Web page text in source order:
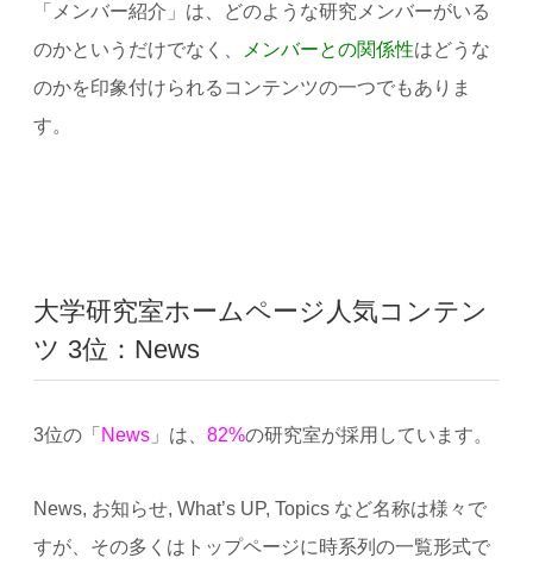
「メンバー紹介」は、どのような研究メンバーがいる
のかというだけでなく、
メンバーとの関係性はどうな
のかを印象付けられるコンテンツの一つでもありま
す。
大学研究室ホームページ人気コンテン
ツ 3位：News
3位の「 News」は、 82%の研究室が採用しています。
News, お知らせ, What’s UP, Topics など名称は様々で
すが、その多くはトップページに時系列の一覧形式で